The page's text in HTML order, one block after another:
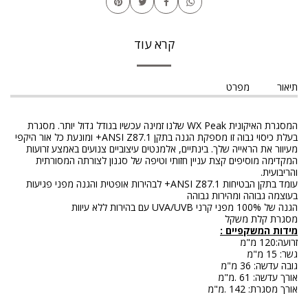
קרא עוד
תיאור מפרט
המסגרת האיקונית WX Peak שלנו זמינה עכשיו בגודל גדול יותר. מסגרת
בעלת כיסוי גבוה זו מספקת הגנה בתקן ANSI Z87.1+ ומונעת כל אור היקפי
מעיוור את הראייה שלך. בינתיים, אלמנטים עיצוביים צנועים באמצע זרועות
המקדימה מוסיפים קצת עניין חזותי וטיפה של סגנון לצורתה המסורתית
והריבועית.
עומד בתקן הבטיחות ANSI Z87.1+ לבהירות אופטית והגנה מפני פגיעות
בעוצמה גבוהה ומהירות גבוהה
הגנה של 100% מפני קרני UVA/UVB עם בהירות ללא עיוות
מסגרת קלת משקל
מידות המשקפיים :
זרועה:120 מ"מ
גשר: 15 מ"מ
גובה עדשה: 36 מ"מ
אורך עדשה: 61 .מ"מ
אורך מסגרת: 142 .מ"מ